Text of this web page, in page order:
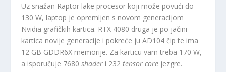
Uz snažan Raptor lake procesor koji može povući do
130 W, laptop je opremljen s novom generacijom
Nvidia grafičkih kartica. RTX 4080 druga je po jačini
kartica novije generacije i pokreće ju AD104 čip te ima
12 GB GDDR6X memorije. Za karticu vam treba 170 W,
a isporučuje 7680shader i 232tensor core jezgre.